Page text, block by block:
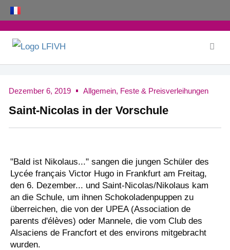
Zum
Inhalt
springen
Dezember 6, 2019 Allgemein, Feste & Preisverleihungen
Saint-Nicolas in der Vorschule
"Bald ist Nikolaus..." sangen die jungen Schüler des
Lycée français Victor Hugo in Frankfurt am Freitag,
den 6. Dezember... und Saint-Nicolas/Nikolaus kam
an die Schule, um ihnen Schokoladenpuppen zu
überreichen, die von der UPEA (Association de
parents d'élèves) oder Mannele, die vom Club des
Alsaciens de Francfort et des environs mitgebracht
wurden.